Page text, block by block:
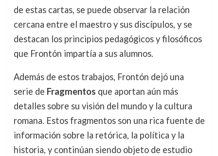
de estas cartas, se puede observar la relación
cercana entre el maestro y sus discípulos, y se
destacan los principios pedagógicos y filosóficos
que Frontón impartía a sus alumnos.
Además de estos trabajos, Frontón dejó una
serie de Fragmentos que aportan aún más
detalles sobre su visión del mundo y la cultura
romana. Estos fragmentos son una rica fuente de
información sobre la retórica, la política y la
historia, y continúan siendo objeto de estudio